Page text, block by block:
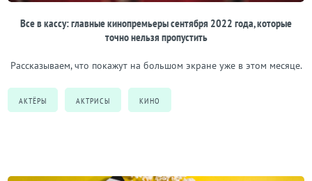
Все в кассу: главные кинопремьеры сентября 2022 года, которые
точно нельзя пропустить
Рассказываем, что покажут на большом экране уже в этом месяце.
АКТЁРЫ АКТРИСЫ КИНО